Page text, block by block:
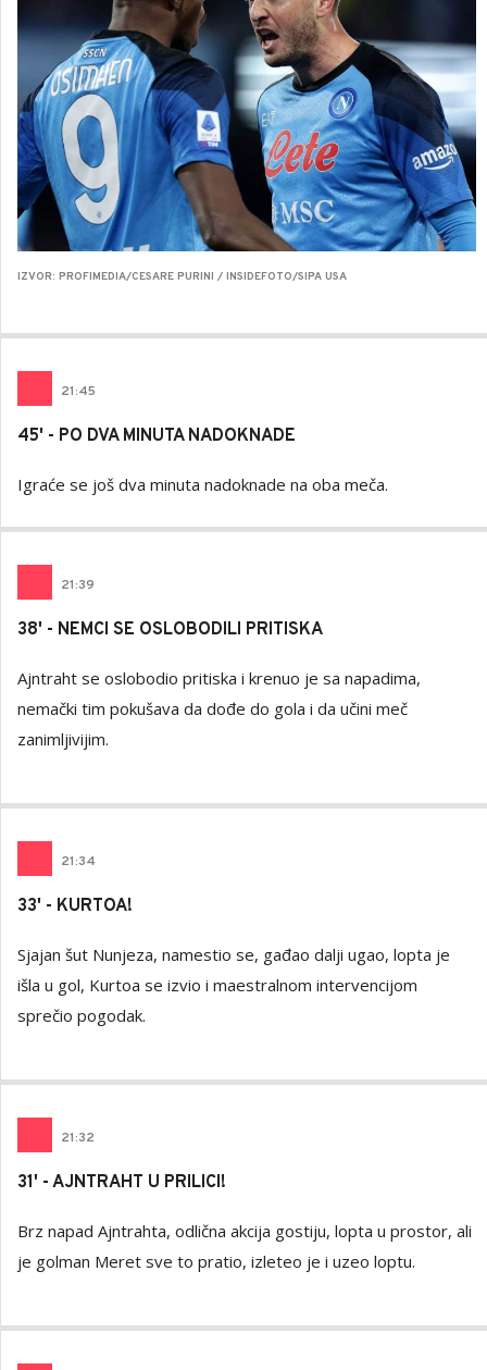
IZVOR: PROFIMEDIA/CESARE PURINI / INSIDEFOTO/SIPA USA
21:45
45' - PO DVA MINUTA NADOKNADE
Igraće se još dva minuta nadoknade na oba meča.
21:39
38' - NEMCI SE OSLOBODILI PRITISKA
Ajntraht se oslobodio pritiska i krenuo je sa napadima,
nemački tim pokušava da dođe do gola i da učini meč
zanimljivijim.
21:34
33' - KURTOA!
Sjajan šut Nunjeza, namestio se, gađao dalji ugao, lopta je
išla u gol, Kurtoa se izvio i maestralnom intervencijom
sprečio pogodak.
21:32
31' - AJNTRAHT U PRILICI!
Brz napad Ajntrahta, odlična akcija gostiju, lopta u prostor, ali
je golman Meret sve to pratio, izleteo je i uzeo loptu.